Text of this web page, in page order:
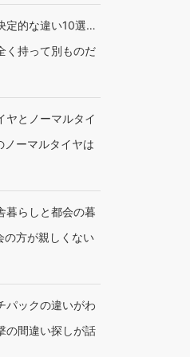
定的な違い10選…
く持って別ものだ
ヤとノーマルタイ
ーマルタイヤは
暮らしと都会の暮
方が親しくない
パックの違いがわ
の間違い探しが話